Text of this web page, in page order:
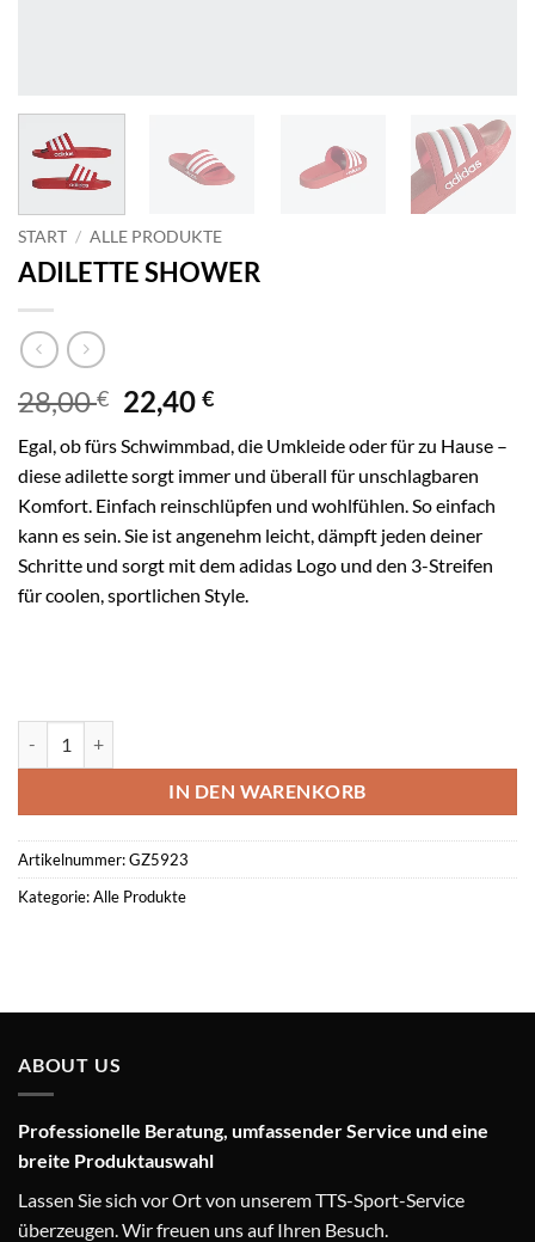
START / ALLE PRODUKTE
ADILETTE SHOWER
28,00€ Ursprünglicher
Preis
war:
28,00 €
22,40€Aktueller
ist:
22,40 €.
Egal, ob fürs Schwimmbad, die Umkleide oder für zu Hause –
diese adilette sorgt immer und überall für unschlagbaren
Komfort. Einfach reinschlüpfen und wohlfühlen. So einfach
kann es sein. Sie ist angenehm leicht, dämpft jeden deiner
Schritte und sorgt mit dem adidas Logo und den 3-Streifen
für coolen, sportlichen Style.
IN DEN WARENKORB
Artikelnummer:GZ5923
Kategorie:Alle Produkte
ABOUT US
Professionelle Beratung, umfassender Service und eine
breite Produktauswahl
Lassen Sie sich vor Ort von unserem TTS-Sport-Service
überzeugen. Wir freuen uns auf Ihren Besuch.